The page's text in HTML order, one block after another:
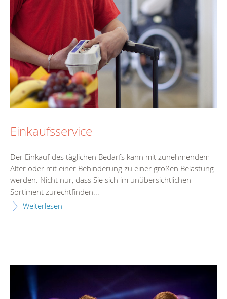
Einkaufsservice
Der Einkauf des täglichen Bedarfs kann mit zunehmendem
Alter oder mit einer Behinderung zu einer großen Belastung
werden. Nicht nur, dass Sie sich im unübersichtlichen
Sortiment zurechtfinden...
Weiterlesen